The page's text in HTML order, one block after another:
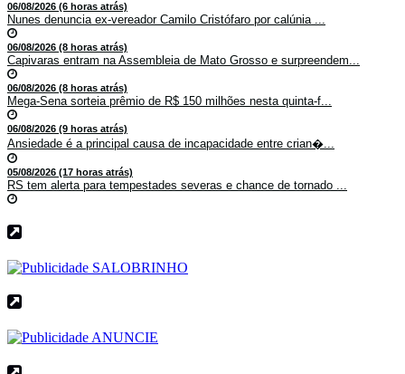
06/08/2026 (6 horas atrás)
Nunes denuncia ex-vereador Camilo Cristófaro por calúnia ...
06/08/2026 (8 horas atrás)
Capivaras entram na Assembleia de Mato Grosso e surpreendem...
06/08/2026 (8 horas atrás)
Mega-Sena sorteia prêmio de R$ 150 milhões nesta quinta-f...
06/08/2026 (9 horas atrás)
Ansiedade é a principal causa de incapacidade entre crian�...
05/08/2026 (17 horas atrás)
RS tem alerta para tempestades severas e chance de tornado ...